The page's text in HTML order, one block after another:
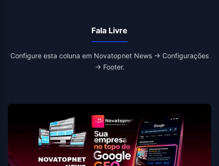
Fala Livre
Configure esta coluna em Novatopnet News → Configurações
→ Footer.